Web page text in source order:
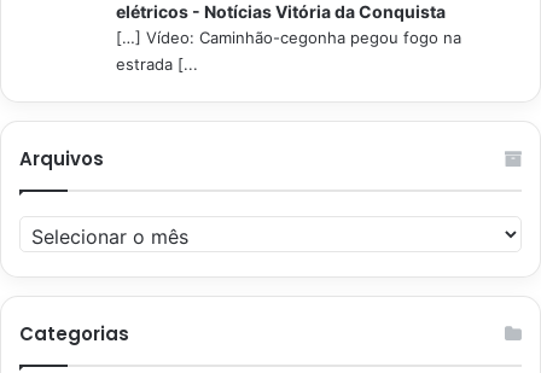
elétricos - Notícias Vitória da Conquista
[…] Vídeo: Caminhão-cegonha pegou fogo na
estrada [...
Arquivos
Arquivos
Categorias